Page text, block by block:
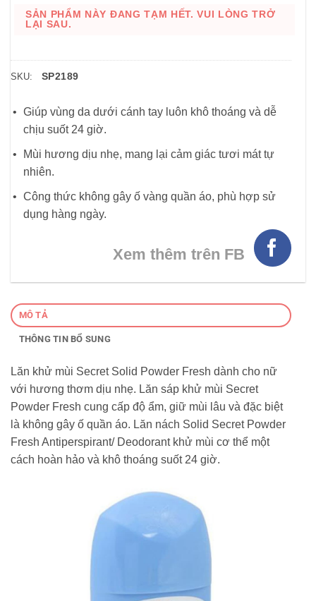
SẢN PHẨM NÀY ĐANG TẠM HẾT. VUI LÒNG TRỞ
LẠI SAU.
SKU: SP2189
Giúp vùng da dưới cánh tay luôn khô thoáng và dễ
chịu suốt 24 giờ.
Mùi hương dịu nhẹ, mang lại cảm giác tươi mát tự
nhiên.
Công thức không gây ố vàng quần áo, phù hợp sử
dụng hàng ngày.
Xem thêm trên FB
MÔ TẢ
THÔNG TIN BỔ SUNG
Lăn khử mùi Secret Solid Powder Fresh dành cho nữ
với hương thơm dịu nhẹ. Lăn sáp khử mùi Secret
Powder Fresh cung cấp độ ẩm, giữ mùi lâu và đặc biệt
là không gây ố quần áo. Lăn nách Solid Secret Powder
Fresh Antiperspirant/ Deodorant khử mùi cơ thể một
cách hoàn hảo và khô thoáng suốt 24 giờ.